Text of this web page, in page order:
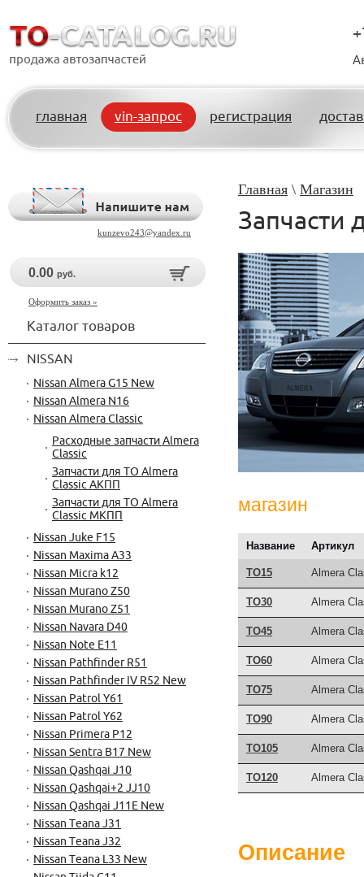
главная vin-запрос регистрация
Главная \ Магазин
Запчасти
магазин
Название Артикул
TO15 Almera
TO30 Almera
TO45 Almera
TO60 Almera
TO75 Almera
TO90 Almera
TO105 Almera
TO120 Almera
Описание
kunzevo243@yandex.ru
0.00 руб.
Оформить заказ »
Каталог товаров
NISSAN
Nissan Almera G15 New
Nissan Almera N16
Nissan Almera Classic
Расходные запчасти Almera
Classic
Запчасти для ТО Almera
Classic АКПП
Запчасти для ТО Almera
Classic MКПП
Nissan Juke F15
Nissan Maxima A33
Nissan Micra k12
Nissan Murano Z50
Nissan Murano Z51
Nissan Navara D40
Nissan Note E11
Nissan Pathfinder R51
Nissan Pathfinder IV R52 New
Nissan Patrol Y61
Nissan Patrol Y62
Nissan Primera P12
Nissan Sentra B17 New
Nissan Qashqai J10
Nissan Qashqai+2 JJ10
Nissan Qashqai J11E New
Nissan Teana J31
Nissan Teana J32
Nissan Teana L33 New